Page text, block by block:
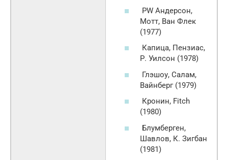
PW Андерсон,
Мотт, Ван Флек
(1977)
Капица, Пензиас,
Р. Уилсон (1978)
Глэшоу, Салам,
Вайнберг (1979)
Кронин, Fitch
(1980)
Блумберген,
Шавлов, К. Зигбан
(1981)